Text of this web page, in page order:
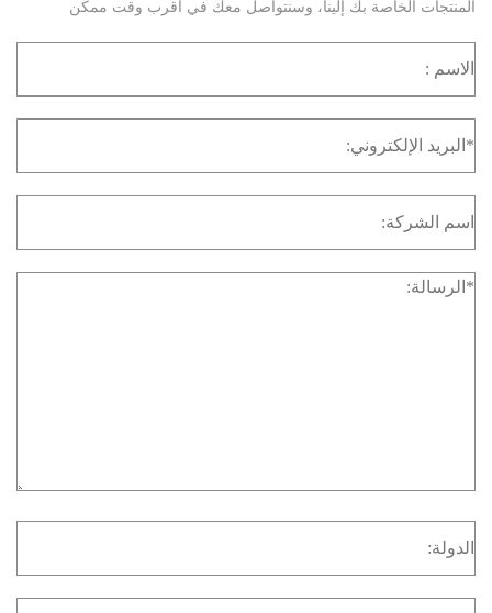
المنتجات الخاصة بك إلينا، وسنتواصل معك في أقرب وقت ممكن